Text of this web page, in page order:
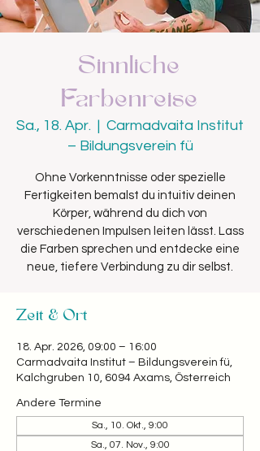
Sinnliche
Farbenreise
Sa., 18. Apr.
  |
Carmadvaita Institut
– Bildungsverein fü
Ohne Vorkenntnisse oder spezielle
Fertigkeiten bemalst du intuitiv deinen
Körper, während du dich von
verschiedenen Impulsen leiten lässt. Lass
die Farben sprechen und entdecke eine
neue, tiefere Verbindung zu dir selbst.
Zeit & Ort
18. Apr. 2026, 09:00 – 16:00
Carmadvaita Institut – Bildungsverein fü,
Kalchgruben 10, 6094 Axams, Österreich
Andere Termine
Sa., 10. Okt., 9:00
Sa., 07. Nov., 9:00